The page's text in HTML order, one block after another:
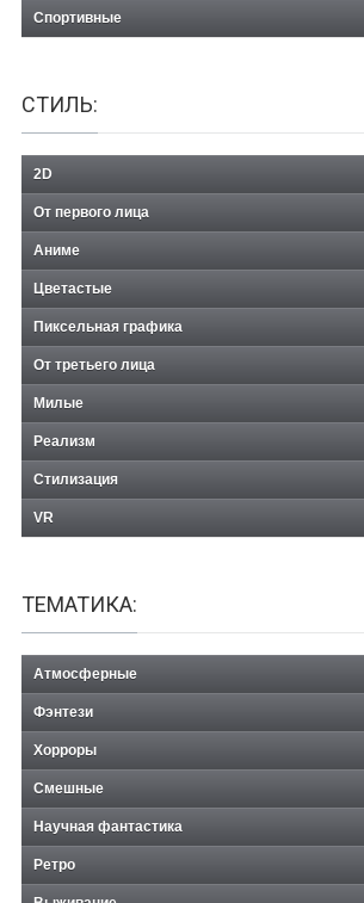
Спортивные
СТИЛЬ:
2D
От первого лица
Аниме
Цветастые
Пиксельная графика
От третьего лица
Милые
Реализм
Стилизация
VR
ТЕМАТИКА:
Атмосферные
Фэнтези
Хорроры
Смешные
Научная фантастика
Ретро